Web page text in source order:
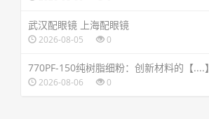
武汉配眼镜 上海配眼镜
2026-08-05 0
770PF-150纯树脂细粉：创新材料的【....】
2026-08-06 0